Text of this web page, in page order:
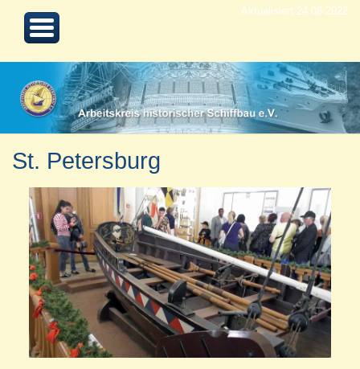
Aktualisiert 24.08.2022
St. Petersburg